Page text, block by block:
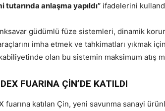
tutarında anlaşma yapıldı” ifadelerini
güdümlü füze sistemleri, dinamik
imha etmek ve tahkimatları yıkmak
olan bu sistemin maksimum atış
FUARINA ÇİN’DE KATILDI
fuarına katılan Çin, yeni savunma sanayi